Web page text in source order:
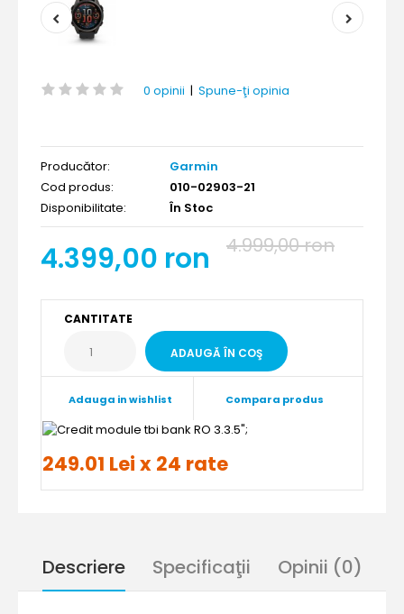
0 opinii | Spune-ţi opinia
Producător:
Garmin
Cod produs:
010-02903-21
Disponibilitate:
În Stoc
4.399,00 ron 4.999,00 ron
CANTITATE
Adauga in wishlist Compara produs
";
249.01 Lei x 24 rate
Descriere Specificaţii Opinii (0)